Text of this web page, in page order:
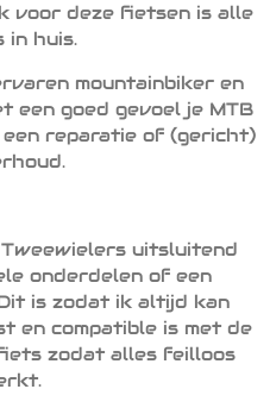
voor deze fietsen is alle
in huis.
mountainbiker en
een goed gevoel je MTB
reparatie of (gericht)
uitsluitend
onderdelen of een
is zodat ik altijd kan
en compatible is met de
zodat alles feilloos